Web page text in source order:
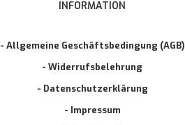
INFORMATION
- Allgemeine Geschäftsbedingung (AGB)
- Widerrufsbelehrung
- Datenschutzerklärung
- Impressum